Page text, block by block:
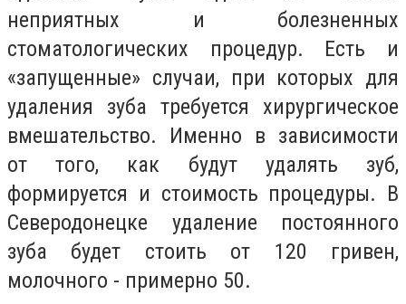
неприятных и болезненных
стоматологических процедур. Есть и
«запущенные» случаи, при которых для
удаления зуба требуется хирургическое
вмешательство. Именно в зависимости
от того, как будут удалять зуб,
формируется и стоимость процедуры. В
Северодонецке удаление постоянного
зуба будет стоить от 120 гривен,
молочного - примерно 50.